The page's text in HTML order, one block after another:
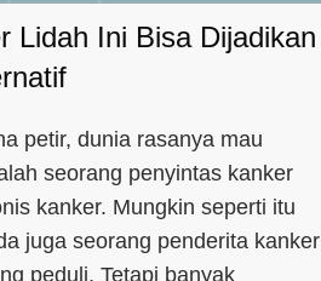
Lidah Ini Bisa Dijadikan
petir, dunia rasanya mau
seorang penyintas kanker
kanker. Mungkin seperti itu
juga seorang penderita kanker
peduli. Tetapi banyak